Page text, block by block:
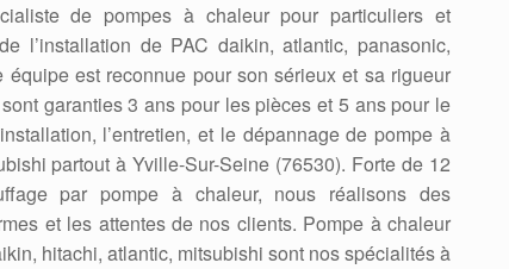
de pompes à chaleur pour particuliers et
l’installation de PAC daikin, atlantic, panasonic,
est reconnue pour son sérieux et sa rigueur
garanties 3 ans pour les pièces et 5 ans pour le
l’entretien, et le dépannage de pompe à
partout à Yville-Sur-Seine (76530). Forte de 12
par pompe à chaleur, nous réalisons des
et les attentes de nos clients. Pompe à chaleur
hitachi, atlantic, mitsubishi sont nos spécialités à